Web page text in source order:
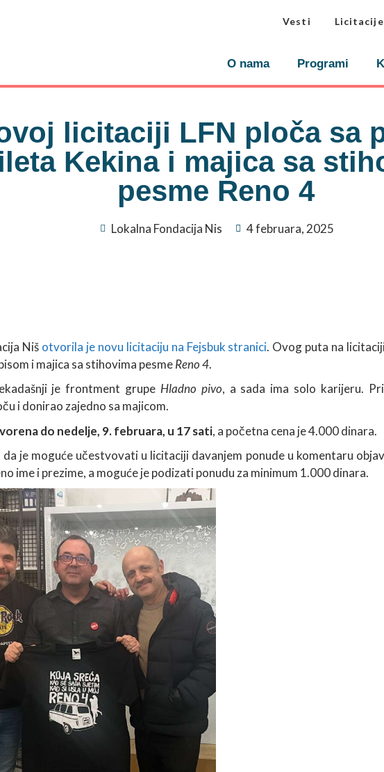
Vesti Licitacije
O nama Programi
licitaciji LFN ploča sa
Kekina i majica sa
pesme Reno 4
Lokalna Fondacija Nis 4 februara, 2025
Niš otvorila je novu licitaciju na Fejsbuk stranici. Ovog puta na
i majica sa stihovima pesmeReno 4.
je frontment grupe Hladno pivo, a sada ima solo karijeru.
i donirao zajedno sa majicom.
do nedelje, 9. februara, u 17 sati, a početna cena je 4.000 dinara.
je moguće učestvovati u licitaciji davanjem ponude u komentaru
ime i prezime, a moguće je podizati ponudu za minimum 1.000 dinara.